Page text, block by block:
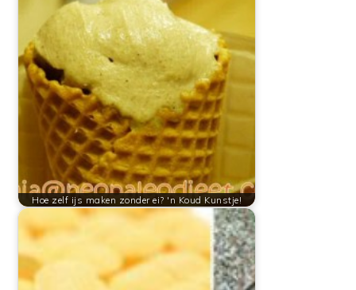
Hoe zelf ijs maken zonder ei? 'n Koud Kunstje!